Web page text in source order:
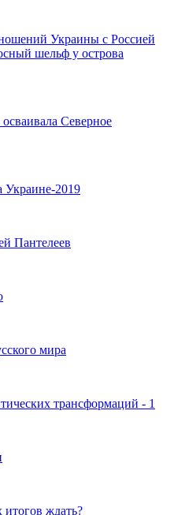
Украины с Россией
шельф у острова
Северное
Украине-2019
Пантелеев
мира
трансформаций - 1
ждать?